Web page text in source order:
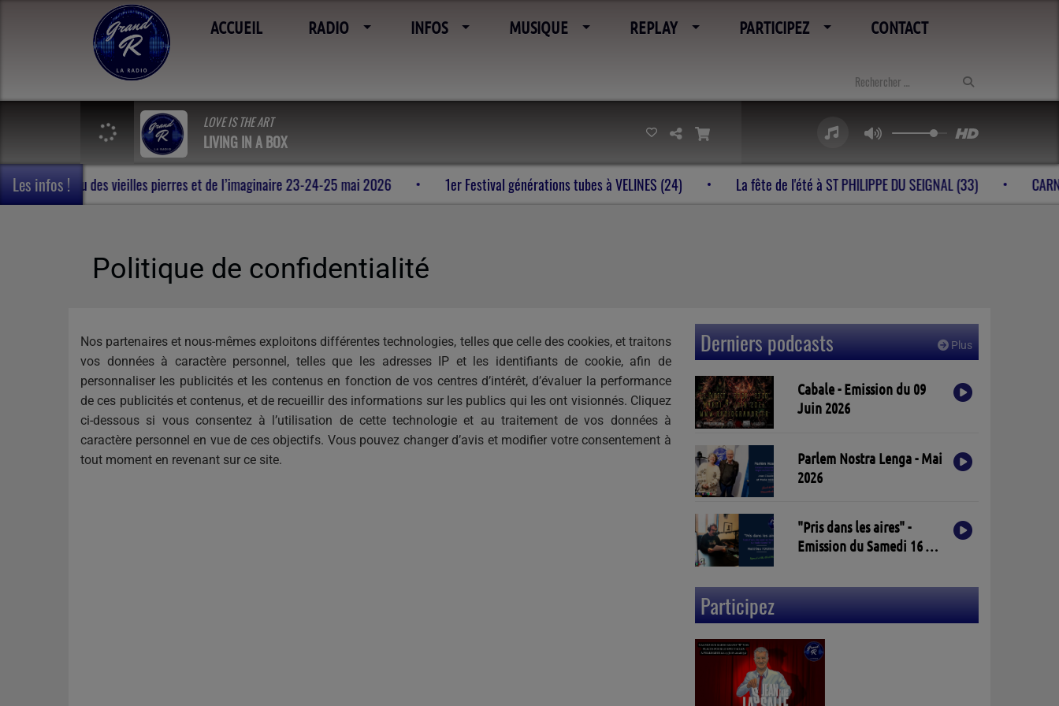
ACCUEIL RADIO INFOS MUSIQUE REPLAY PARTICIPEZ CONTACT
LOVE IS THE ART
LIVING IN A BOX
Les infos !
Rohan , au milieu des vieilles pierres et de l’imaginaire 23-24-25 mai 2026 1er Festival générations tubes à VELINES (24) La fête de l'été à ST PHILIPPE DU SEIGNAL (33)
Politique de confidentialité
Nos partenaires et nous-mêmes exploitons différentes technologies, telles que celle des cookies, et traitons
vos données à caractère personnel, telles que les adresses IP et les identifiants de cookie, afin de
personnaliser les publicités et les contenus en fonction de vos centres d’intérêt, d’évaluer la performance
de ces publicités et contenus, et de recueillir des informations sur les publics qui les ont visionnés. Cliquez
ci-dessous si vous consentez à l’utilisation de cette technologie et au traitement de vos données à
caractère personnel en vue de ces objectifs. Vous pouvez changer d’avis et modifier votre consentement à
tout moment en revenant sur ce site.
Plus
Derniers podcasts
Cabale - Emission du 09
Juin 2026
Parlem Nostra Lenga - Mai
2026
"Pris dans les aires" -
Emission du Samedi 16 Mai
Participez